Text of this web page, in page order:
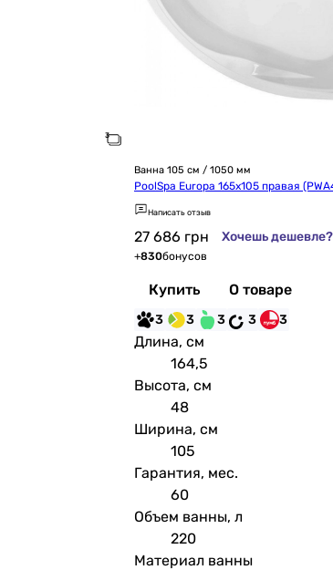
Ванна 105 см / 1050 мм
PoolSpa Europa 165x105 правая
Написать отзыв
27 686 грн Хочешь дешевле?
+830бонусов
Купить О товаре
3 3 3 3 3
Длина, см
164,5
Высота, см
48
Ширина, см
105
Гарантия, мес.
60
Объем ванны, л
220
Материал ванны